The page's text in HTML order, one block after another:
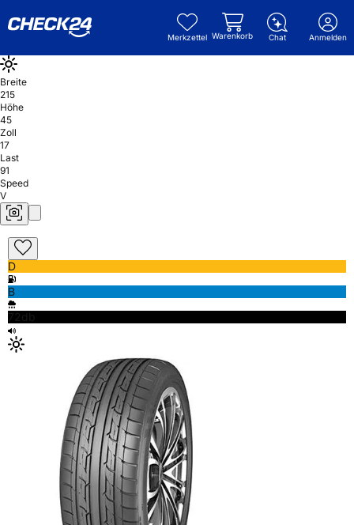
Merkzettel Warenkorb Chat Anmelden
Breite
215
Höhe
45
Zoll
17
Last
91
Speed
V
D
B
72db